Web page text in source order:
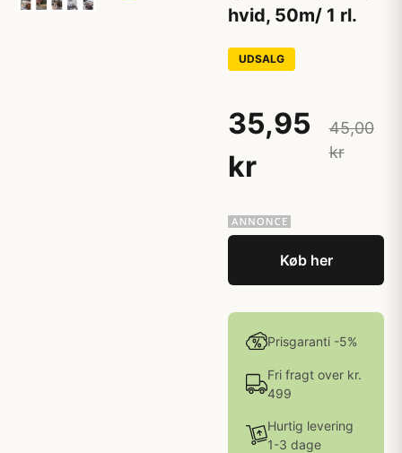
hvid, 50m/ 1 rl.
UDSALG
35,95
kr
45,00
kr
Køb her
Prisgaranti -5%
Fri fragt over kr.
499
Hurtig levering
1-3 dage